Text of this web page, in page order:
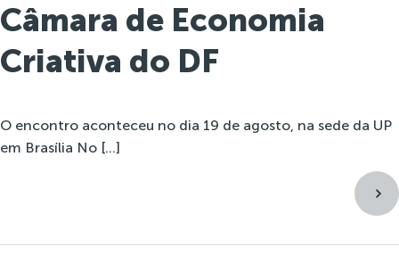
Câmara de Economia
Criativa do DF
O encontro aconteceu no dia 19 de agosto, na sede da UP
em Brasília No […]